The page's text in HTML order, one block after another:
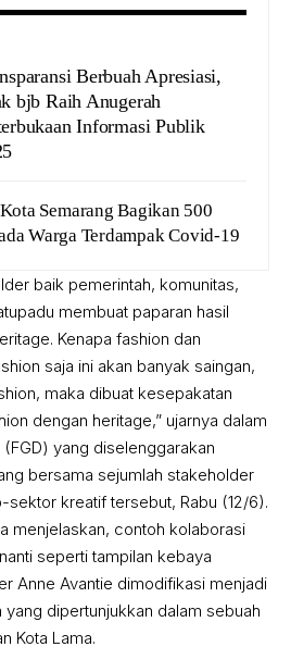
Berbuah Apresiasi,
bjb Raih Anugerah
Informasi Publik
Semarang Bagikan 500
Warga Terdampak Covid-19
baik pemerintah, komunitas,
membuat paparan hasil
Kenapa fashion dan
saja ini akan banyak saingan,
maka dibuat kesepakatan
dengan heritage,” ujarnya dalam
yang diselenggarakan
bersama sejumlah stakeholder
sektor kreatif tersebut, Rabu (12/6).
menjelaskan, contoh kolaborasi
seperti tampilan kebaya
Anne Avantie dimodifikasi menjadi
dipertunjukkan dalam sebuah
Kota Lama.